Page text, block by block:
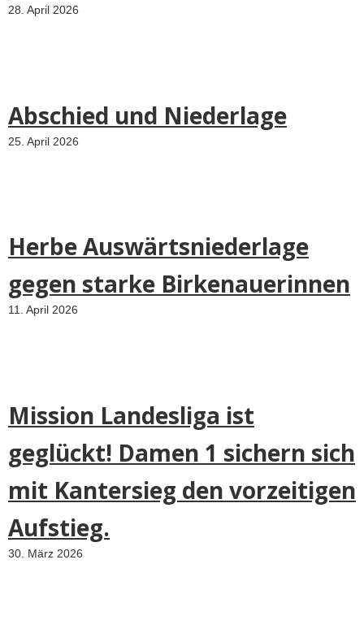
28. April 2026
Abschied und Niederlage
25. April 2026
Herbe Auswärtsniederlage
gegen starke Birkenauerinnen
11. April 2026
Mission Landesliga ist
geglückt! Damen 1 sichern sich
mit Kantersieg den vorzeitigen
Aufstieg.
30. März 2026